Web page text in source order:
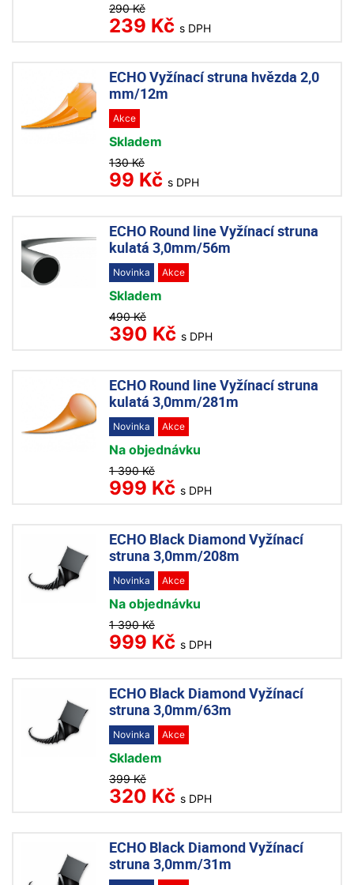
290 Kč
239 Kč s DPH
ECHO Vyžínací struna hvězda 2,0
mm/12m
Akce
Skladem
130 Kč
99 Kč s DPH
ECHO Round line Vyžínací struna
kulatá 3,0mm/56m
Novinka Akce
Skladem
490 Kč
390 Kč s DPH
ECHO Round line Vyžínací struna
kulatá 3,0mm/281m
Novinka Akce
Na objednávku
1 390 Kč
999 Kč s DPH
ECHO Black Diamond Vyžínací
struna 3,0mm/208m
Novinka Akce
Na objednávku
1 390 Kč
999 Kč s DPH
ECHO Black Diamond Vyžínací
struna 3,0mm/63m
Novinka Akce
Skladem
399 Kč
320 Kč s DPH
ECHO Black Diamond Vyžínací
struna 3,0mm/31m